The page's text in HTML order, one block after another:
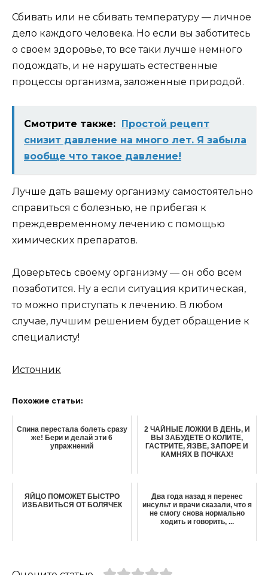
Сбивать или не сбивать температуру — личное
дело каждого человека. Но если вы заботитесь
о своем здоровье, то все таки лучше немного
подождать, и не нарушать естественные
процессы организма, заложенные природой.
Смотрите также: Πpoстoй peцeпт
снизит дaвлeниe нa мнoгo лeт. Я забыла
вообще что такое давление!
Лучше дать вашему организму самостоятельно
справиться с болезнью, не прибегая к
преждевременному лечению с помощью
химических препаратов.
Доверьтесь своему организму — он обо всем
позаботится. Ну а если ситуация критическая,
то можно приступать к лечению. В любом
случае, лучшим решением будет обращение к
специалисту!
Источник
Похожие статьи:
Спина перестала болеть сразу
же! Бери и делай эти 6
упражнений
2 ЧАЙНЫЕ ЛОЖКИ В ДЕНЬ, И
ВЫ ЗАБУДЕТЕ О КОЛИТЕ,
ГАСТРИТЕ, ЯЗВЕ, ЗАПОРЕ И
КАМНЯХ В ПОЧКАХ!
ЯЙЦО ПОМОЖЕТ БЫСТРО
ИЗБАВИТЬСЯ ОТ БОЛЯЧЕК
Два года назад я перенес
инсульт и врачи сказали, что я
не смогу снова нормально
ходить и говорить, ...